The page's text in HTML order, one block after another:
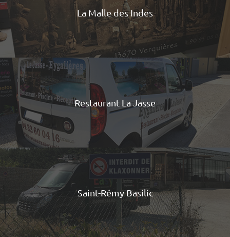
La Malle des Indes
Restaurant La Jasse
Saint-Rémy Basilic